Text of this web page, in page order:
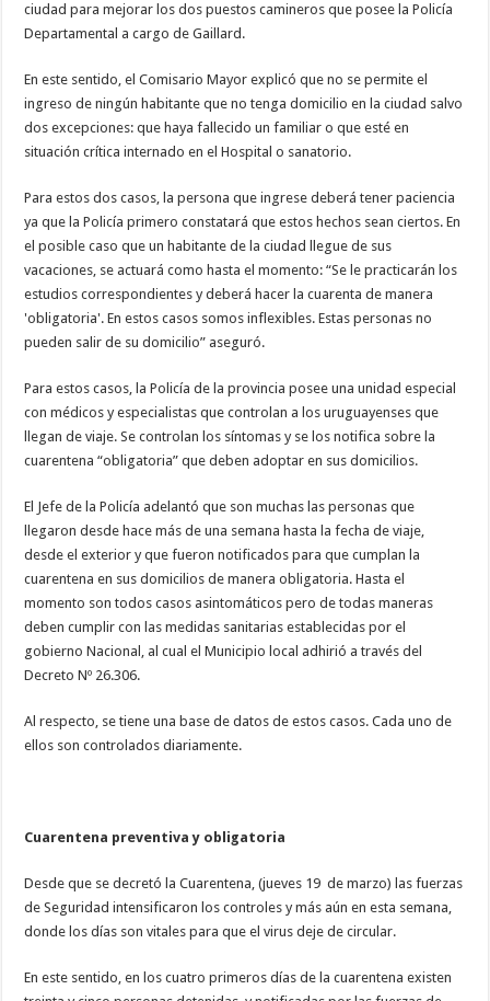
ciudad para mejorar los dos puestos camineros que posee la Policía
Departamental a cargo de Gaillard.
En este sentido, el Comisario Mayor explicó que no se permite el
ingreso de ningún habitante que no tenga domicilio en la ciudad salvo
dos excepciones: que haya fallecido un familiar o que esté en
situación crítica internado en el Hospital o sanatorio.
Para estos dos casos, la persona que ingrese deberá tener paciencia
ya que la Policía primero constatará que estos hechos sean ciertos. En
el posible caso que un habitante de la ciudad llegue de sus
vacaciones, se actuará como hasta el momento: “Se le practicarán los
estudios correspondientes y deberá hacer la cuarenta de manera
'obligatoria'. En estos casos somos inflexibles. Estas personas no
pueden salir de su domicilio” aseguró.
Para estos casos, la Policía de la provincia posee una unidad especial
con médicos y especialistas que controlan a los uruguayenses que
llegan de viaje. Se controlan los síntomas y se los notifica sobre la
cuarentena “obligatoria” que deben adoptar en sus domicilios.
El Jefe de la Policía adelantó que son muchas las personas que
llegaron desde hace más de una semana hasta la fecha de viaje,
desde el exterior y que fueron notificados para que cumplan la
cuarentena en sus domicilios de manera obligatoria. Hasta el
momento son todos casos asintomáticos pero de todas maneras
deben cumplir con las medidas sanitarias establecidas por el
gobierno Nacional, al cual el Municipio local adhirió a través del
Decreto Nº 26.306.
Al respecto, se tiene una base de datos de estos casos. Cada uno de
ellos son controlados diariamente.
Cuarentena preventiva y obligatoria
Desde que se decretó la Cuarentena, (jueves 19 de marzo) las fuerzas
de Seguridad intensificaron los controles y más aún en esta semana,
donde los días son vitales para que el virus deje de circular.
En este sentido, en los cuatro primeros días de la cuarentena existen